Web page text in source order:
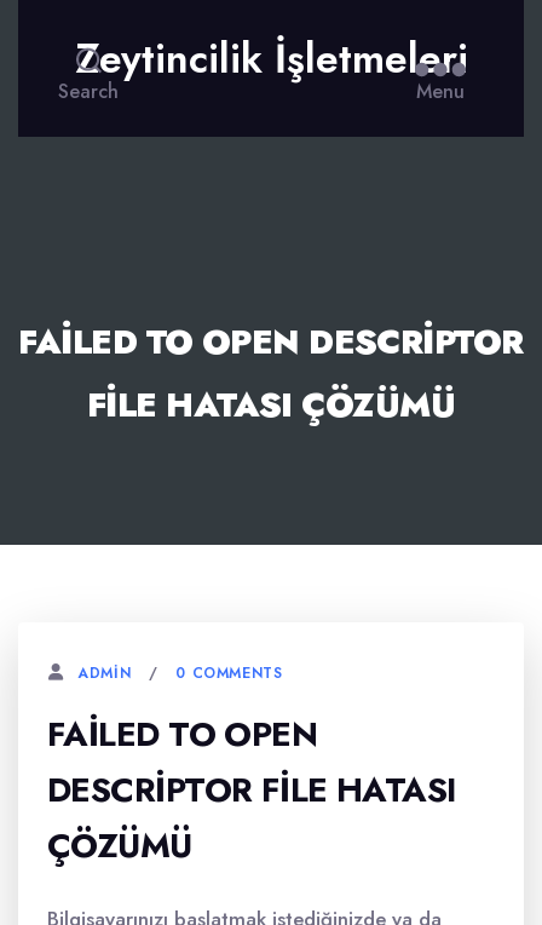
Search
Zeytincilik İşletmeleri
Menu
FAILED TO OPEN DESCRIPTOR
FILE HATASI ÇÖZÜMÜ
ADMIN 0 COMMENTS
FAILED TO OPEN
DESCRIPTOR FILE HATASI
ÇÖZÜMÜ
Bilgisayarınızı başlatmak istediğinizde ya da